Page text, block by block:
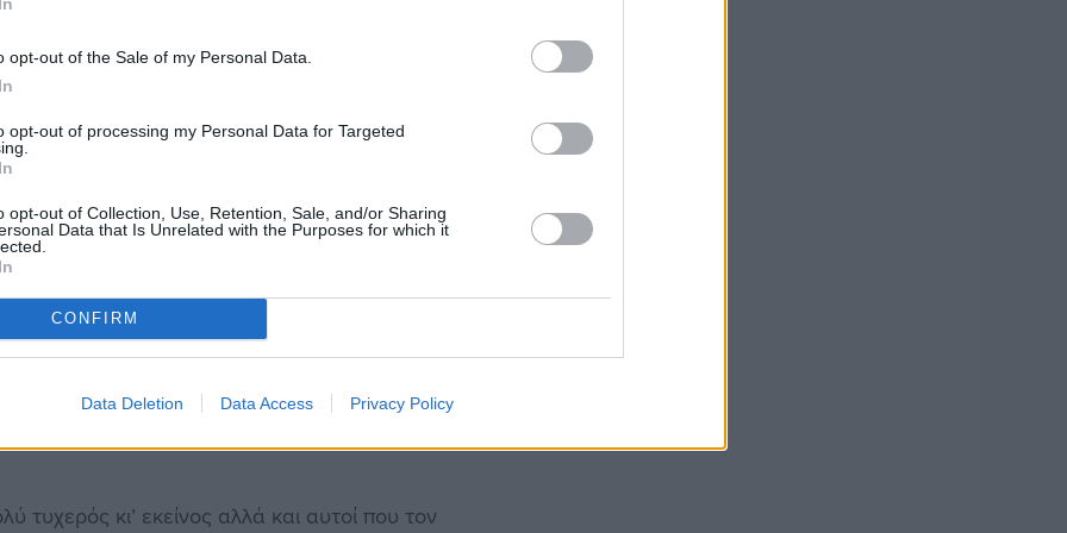
opt-out of the Sale of my Personal Data.
opt-out of processing my Personal Data for Targeted
opt-out of Collection, Use, Retention, Sale, and/or Sharing
Data that Is Unrelated with the Purposes for which it
CONFIRM
Data Deletion Data Access Privacy Policy
τη συντροφιά ενός σκύλου να απευθυνθούν
την επιθυμία τους και αφετέρου θα δώσουν
την ευγνωμοσύνη του για την υιοθεσία
στο σπίτι.
επιδεικνύουν πιο πολιτισμένες
ανθρώπους»καταλήγει η Ι. Λεμονιάδου.
με τον ενός έτους Lucky, ένα ημίαιμο αρσενικό
στην αυλή τους τον Ζούκα, του αδελφού της,
τυχερός κι’ εκείνος αλλά και αυτοί που τον